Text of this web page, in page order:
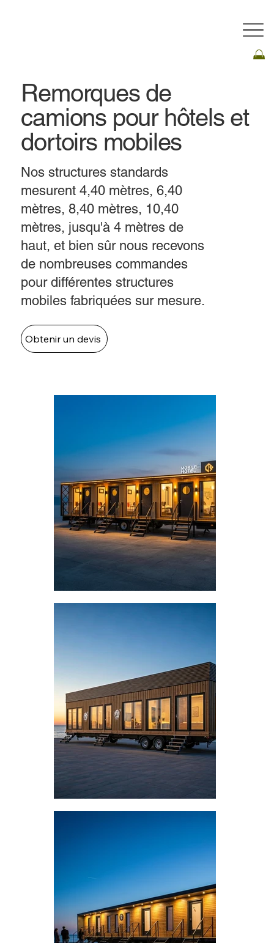
Nos structures standards
mesurent 4,40 mètres, 6,40
mètres, 8,40 mètres, 10,40
mètres, jusqu'à 4 mètres de
haut, et bien sûr nous recevons
de nombreuses commandes
pour différentes structures
mobiles fabriquées sur mesure.
Remorques de
camions pour hôtels et
dortoirs mobiles
Obtenir un devis